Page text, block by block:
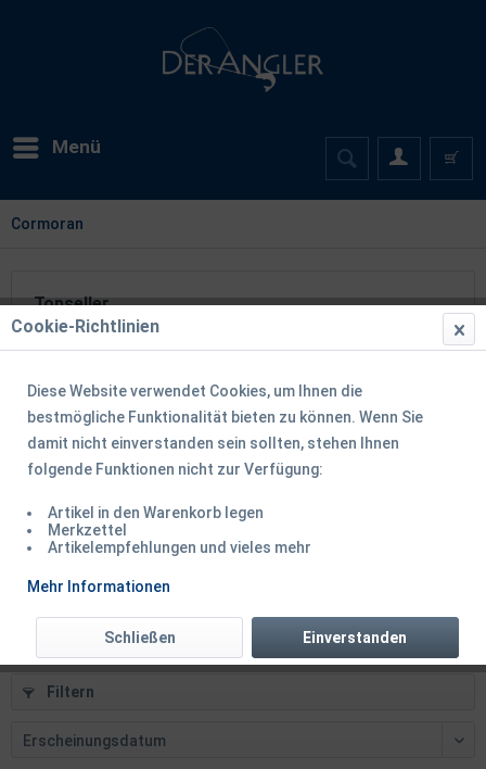
Menü
Cormoran
Topseller
Cormoran Super Smoker XL Räucherofen 50x26x12cm...
Filtern
Cookie-Richtlinien
Diese Website verwendet Cookies, um Ihnen die
bestmögliche Funktionalität bieten zu können. Wenn Sie
damit nicht einverstanden sein sollten, stehen Ihnen
folgende Funktionen nicht zur Verfügung:
Artikel in den Warenkorb legen
Merkzettel
Artikelempfehlungen und vieles mehr
Mehr Informationen
Einverstanden
Schließen